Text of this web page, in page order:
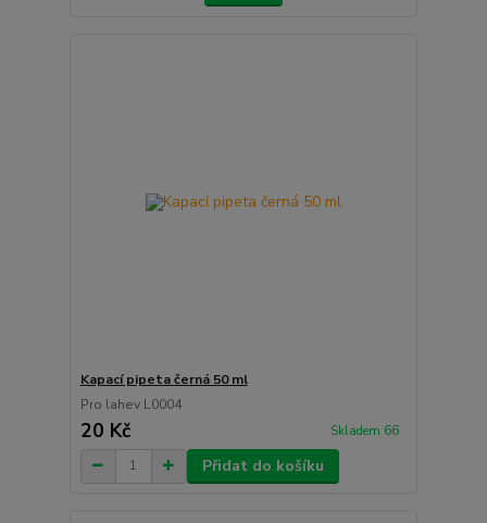
Kapací pipeta černá 50 ml
Pro lahev L0004
20 Kč Skladem 66
Přidat do košíku